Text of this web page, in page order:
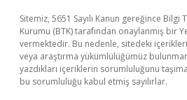
Sitemiz, 5651 Sayılı Kanun gereğince
Kurumu (BTK) tarafından onaylanmış bir
vermektedir. Bu nedenle, sitedeki
veya araştırma yükümlülüğümüz
yazdıkları içeriklerin sorumluluğunu
bu sorumluluğu kabul etmiş sayılırlar.